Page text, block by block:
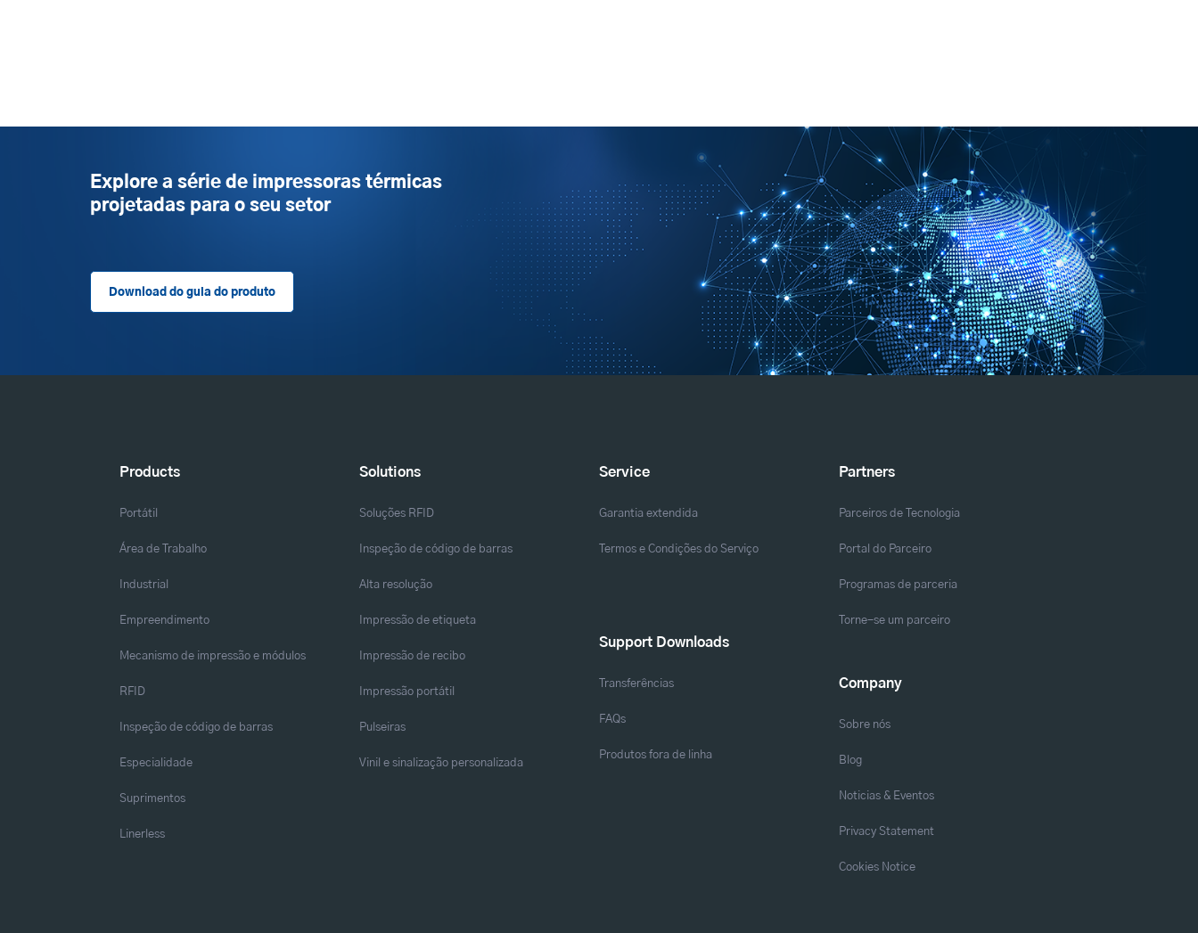
Explore a série de impressoras térmicas
projetadas para o seu setor
Download do guia do produto
Products
Portátil
Área de Trabalho
Industrial
Empreendimento
Mecanismo de impressão e módulos
RFID
Inspeção de código de barras
Especialidade
Suprimentos
Linerless
Solutions
Soluções RFID
Inspeção de código de barras
Alta resolução
Impressão de etiqueta
Impressão de recibo
Impressão portátil
Pulseiras
Vinil e sinalização personalizada
Service
Garantia extendida
Termos e Condições do Serviço
Support Downloads
Transferências
FAQs
Produtos fora de linha
Partners
Parceiros de Tecnologia
Portal do Parceiro
Programas de parceria
Torne-se um parceiro
Company
Sobre nós
Blog
Noticias & Eventos
Privacy Statement
Cookies Notice